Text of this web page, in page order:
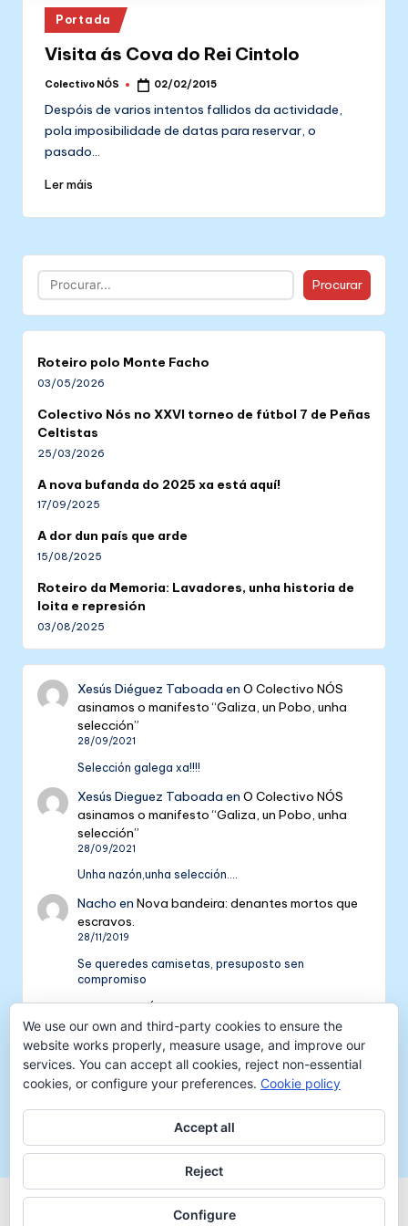
Posted
in
Portada
Visita ás Cova do Rei Cintolo
Posted
Colectivo NÓS 02/02/2015
Despóis de varios intentos fallidos da actividade,
pola imposibilidade de datas para reservar, o
pasado…
Ler máis
Buscar Procurar
Roteiro polo Monte Facho
03/05/2026
Colectivo Nós no XXVI torneo de fútbol 7 de Peñas
Celtistas
25/03/2026
A nova bufanda do 2025 xa está aquí!
17/09/2025
A dor dun país que arde
15/08/2025
Roteiro da Memoria: Lavadores, unha historia de
loita e represión
03/08/2025
Xesús Diéguez Taboada enO Colectivo NÓS
asinamos o manifesto “Galiza, un Pobo, unha
selección”
28/09/2021
Selección galega xa!!!!
Xesús Dieguez Taboada enO Colectivo NÓS
asinamos o manifesto “Galiza, un Pobo, unha
selección”
28/09/2021
Unha nazón,unha selección....
Nacho enNova bandeira: denantes mortos que
escravos.
28/11/2019
Se queredes camisetas, presuposto sen
compromiso
Colectivo NÓS: 5 anos de galeguismo e celtismo
| Colectivo NósenV Aniversario do Colectivo
NÓS
16/09/2018
[…] mil tempadas máis. E por iso convidámosvos a
Colectivo NÓS
We use our own and third-party cookies to ensure the
website works properly, measure usage, and improve our
services. You can accept all cookies, reject non-essential
cookies, or configure your preferences. Cookie policy
Accept all
Reject
Configure